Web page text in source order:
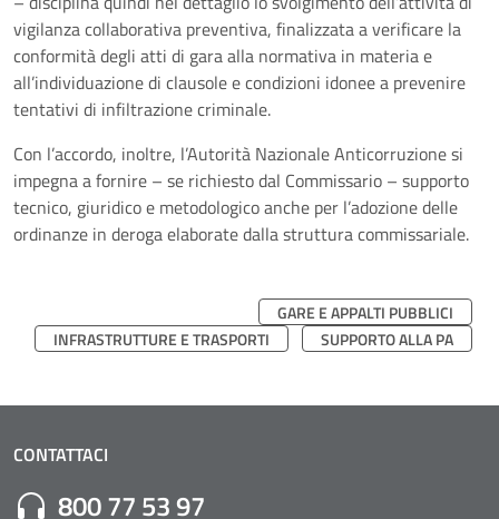
vigilanza collaborativa preventiva, finalizzata a verificare la
conformità degli atti di gara alla normativa in materia e
all’individuazione di clausole e condizioni idonee a prevenire
tentativi di infiltrazione criminale.
Con l’accordo, inoltre, l’Autorità Nazionale Anticorruzione si
impegna a fornire – se richiesto dal Commissario – supporto
tecnico, giuridico e metodologico anche per l’adozione delle
ordinanze in deroga elaborate dalla struttura commissariale.
GARE E APPALTI PUBBLICI
INFRASTRUTTURE E TRASPORTI
SUPPORTO ALLA PA
CONTATTACI
Numero di Telefono:
800 77 53 97